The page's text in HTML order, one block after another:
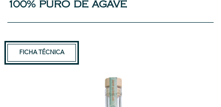
100% PURO DE AGAVE
FICHA TÉCNICA